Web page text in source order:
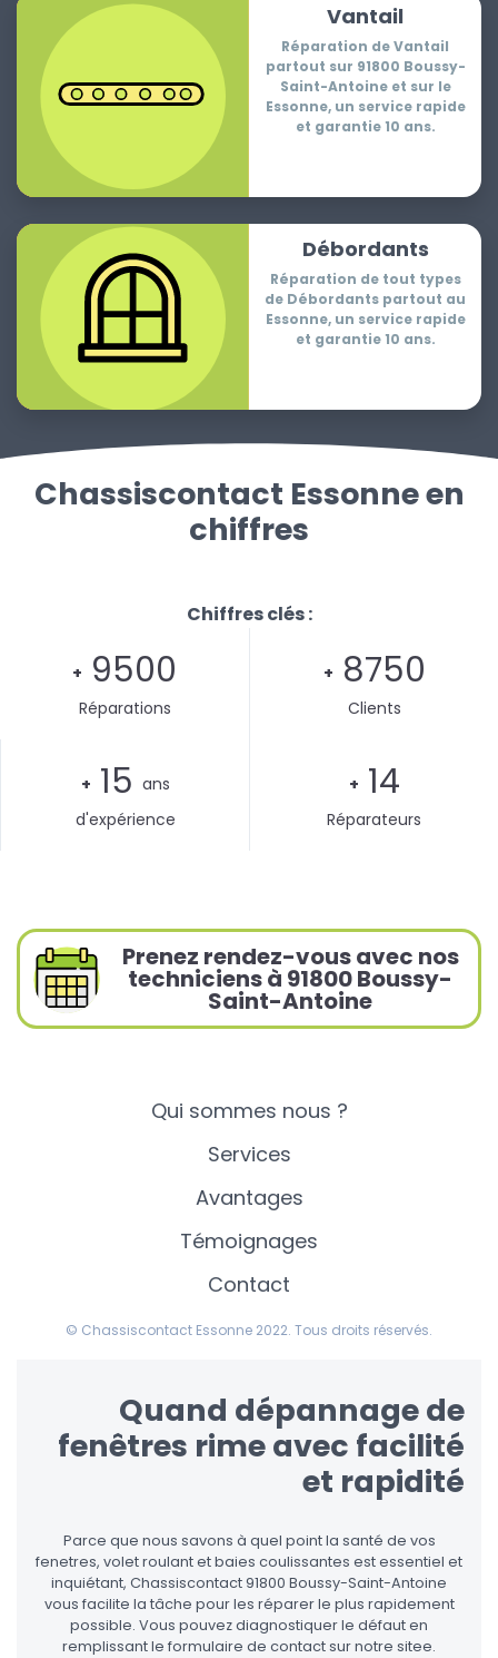
Vantail
Réparation de Vantail
partout sur 91800 Boussy-
Saint-Antoine et sur le
Essonne, un service rapide
et garantie 10 ans.
Débordants
Réparation de tout types
de Débordants partout au
Essonne, un service rapide
et garantie 10 ans.
Chassiscontact Essonne en
chiffres
Chiffres clés :
+ 9500
Réparations
+ 8750
Clients
+ 15 ans
d'expérience
+ 14
Réparateurs
Prenez rendez-vous avec nos
techniciens à 91800 Boussy-
Saint-Antoine
Qui sommes nous ?
Services
Avantages
Témoignages
Contact
© Chassiscontact Essonne 2022. Tous droits réservés.
Quand dépannage de
fenêtres rime avec facilité
et rapidité
Parce que nous savons à quel point la santé de vos
fenetres, volet roulant et baies coulissantes est essentiel et
inquiétant, Chassiscontact 91800 Boussy-Saint-Antoine
vous facilite la tâche pour les réparer le plus rapidement
possible. Vous pouvez diagnostiquer le défaut en
remplissant le formulaire de contact sur notre sitee.